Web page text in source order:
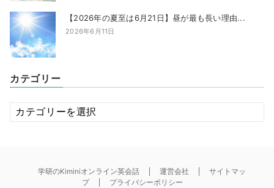
【2026年の夏至は6月21日】昼が最も長い理由...
2026年6月11日
カテゴリー
カ
テ
学研のKiminiオンライン英会話 運営会社
サイトマッ
プ
プライバシーポリシー